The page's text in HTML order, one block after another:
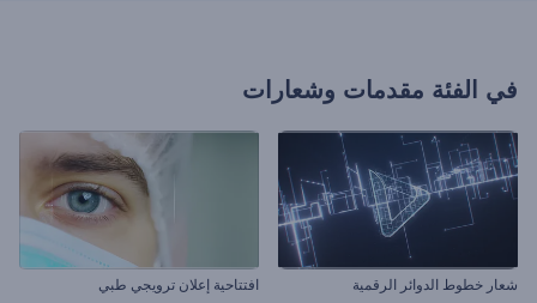
في الفئة مقدمات وشعارات
شعار خطوط الدوائر الرقمية افتتاحية إعلان ترويجي طبي